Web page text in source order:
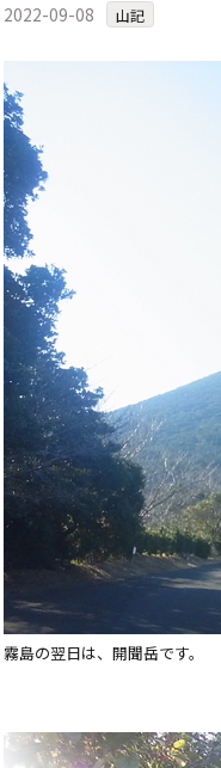
2022-09-08 山記
霧島の翌日は、開聞岳です。